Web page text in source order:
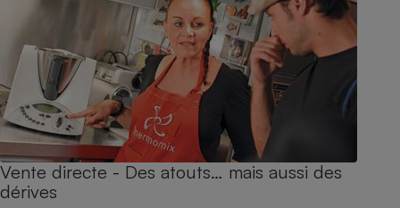
Vente directe - Des atouts… mais aussi des
dérives